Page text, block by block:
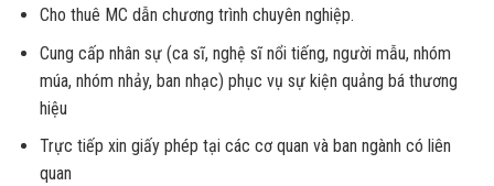
Cho thuê MC dẫn chương trình chuyên nghiệp.
Cung cấp nhân sự (ca sĩ, nghệ sĩ nổi tiếng, người mẫu, nhóm
múa, nhóm nhảy, ban nhạc) phục vụ sự kiện quảng bá thương
hiệu
Trực tiếp xin giấy phép tại các cơ quan và ban ngành có liên
quan